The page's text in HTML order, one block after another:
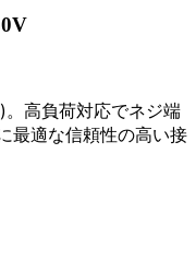
高負荷対応でネジ端
最適な信頼性の高い接